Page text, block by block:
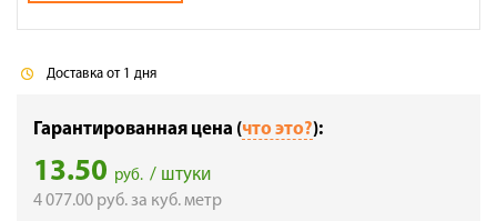
Доставка от 1 дня
Гарантированная цена (что это?):
13.50 руб. / штуки
4 077.00 руб.за куб. метр